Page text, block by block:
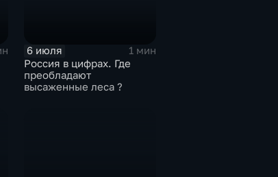
6 июля
1 мин
Россия в цифрах. Где
преобладают
высаженные леса ?